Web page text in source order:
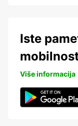
Iste
Više informacija